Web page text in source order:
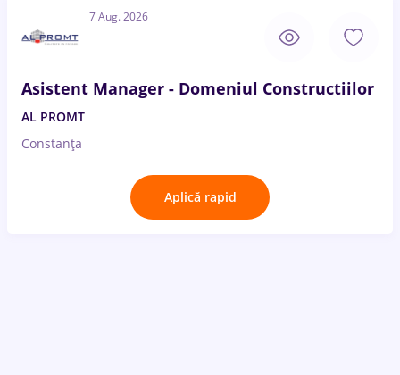
7 Aug. 2026
Asistent Manager - Domeniul Constructiilor
AL PROMT
Constanța
Aplică rapid